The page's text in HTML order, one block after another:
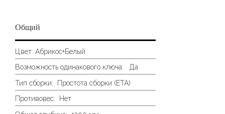
Общий
Цвет: Абрикос+Белый
Возможность одинакового ключа: Да
Тип сборки: Простота сборки (ETA)
Противовес: Нет